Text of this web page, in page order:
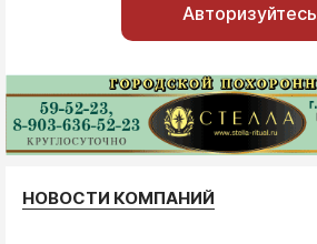
Авторизуйтесь
НОВОСТИ КОМПАНИЙ